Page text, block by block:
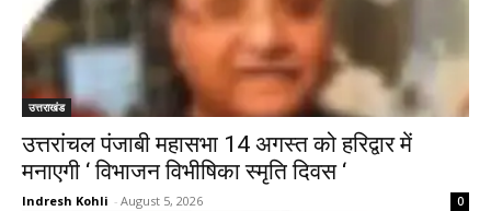
उत्तराखंड
उत्तरांचल पंजाबी महासभा 14 अगस्त को हरिद्वार में
मनाएगी ‘ विभाजन विभीषिका स्मृति दिवस ‘
Indresh Kohli - August 5, 2026 0